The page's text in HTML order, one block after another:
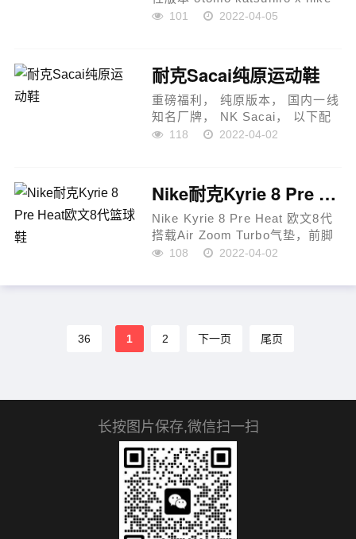
sb dunk low "steamboy ost" 大
原盒 创意定制联乘《蒸汽少年》
主人公配...
101 2022-04-05
耐克Sacai纯原运动鞋
重磅福利， 纯原版本， 国内一线
知名厂牌， NK Sacai， 以下配
色福利开仓， 原厂材料打造，
118 2022-04-02
Nike耐克Kyrie 8 Pre Heat欧文8代篮球鞋
Nike Kyrie 8 Pre Heat 欧文8代
搭载Air Zoom Turbo气垫，前脚
掌外侧以网眼面料搭配上锯齿边
型都进行了小改动，配置方面，
108 2022-04-02
36 1 2 下一页 尾页
长按图片保存,微信扫一扫